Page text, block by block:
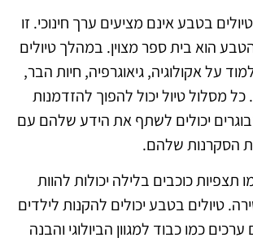
בטבע אינם מציעים ערך חינוכי. זו
הוא בית ספר מצוין. במהלך טיולים
על אקולוגיה, גיאוגרפיה, חיות הבר,
כל מסלול טיול יכול להפוך להזדמנות
יכולים לשתף את הידע שלהם עם
הסקרנות שלהם.
תצפיות כוכבים בלילה יכולות להוות
טיולים בטבע יכולים להקנות לילדים
כמו כבוד למגוון הביולוגי והבנה